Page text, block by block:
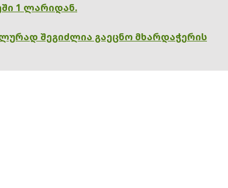
1 ლარიდან.
შეგიძლია გაეცნო მხარდაჭერის